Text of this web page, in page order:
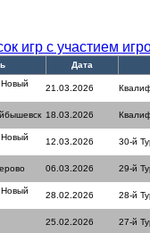
игр с участием
Дата
21.03.2026
18.03.2026
12.03.2026 30-й
06.03.2026 29-й
28.02.2026 28-й
25.02.2026 27-й